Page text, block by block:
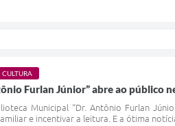
CULTURA
Furlan Júnior” abre ao público
Municipal “Dr. Antônio Furlan
e incentivar a leitura. E a ótima